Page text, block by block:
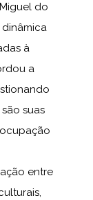
do
à
a
suas
entre